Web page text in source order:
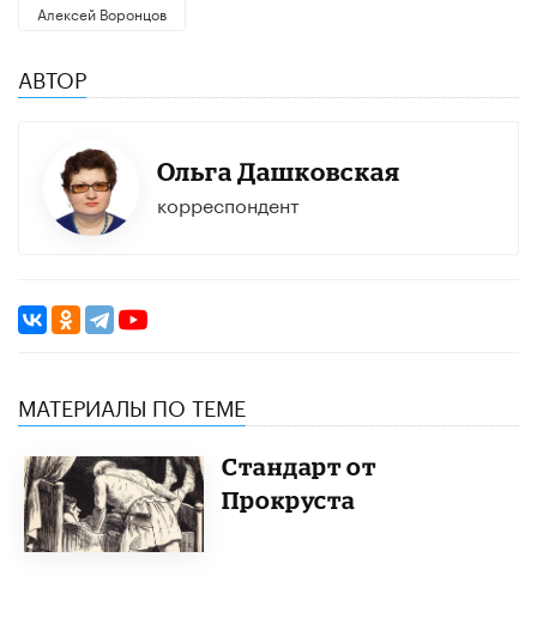
Алексей Воронцов
АВТОР
Ольга Дашковская
корреспондент
МАТЕРИАЛЫ ПО ТЕМЕ
Стандарт от
Прокруста